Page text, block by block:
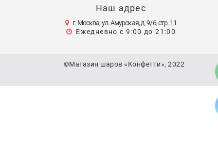
Наш адрес
г. Москва, ул. Амурская, д. 9/6, стр. 11
Ежедневно с 9:00 до 21:00
©Магазин шаров «Конфетти», 2022